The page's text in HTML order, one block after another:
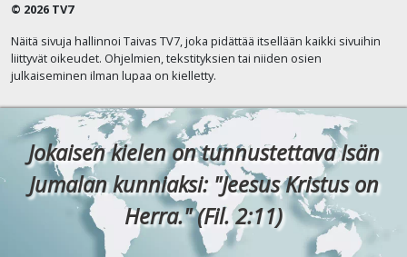
© 2026 TV7
Näitä sivuja hallinnoi Taivas TV7, joka pidättää itsellään kaikki sivuihin
liittyvät oikeudet. Ohjelmien, tekstityksien tai niiden osien
julkaiseminen ilman lupaa on kielletty.
Jokaisen kielen on tunnustettava Isän
Jumalan kunniaksi: "Jeesus Kristus on
Herra." (Fil. 2:11)